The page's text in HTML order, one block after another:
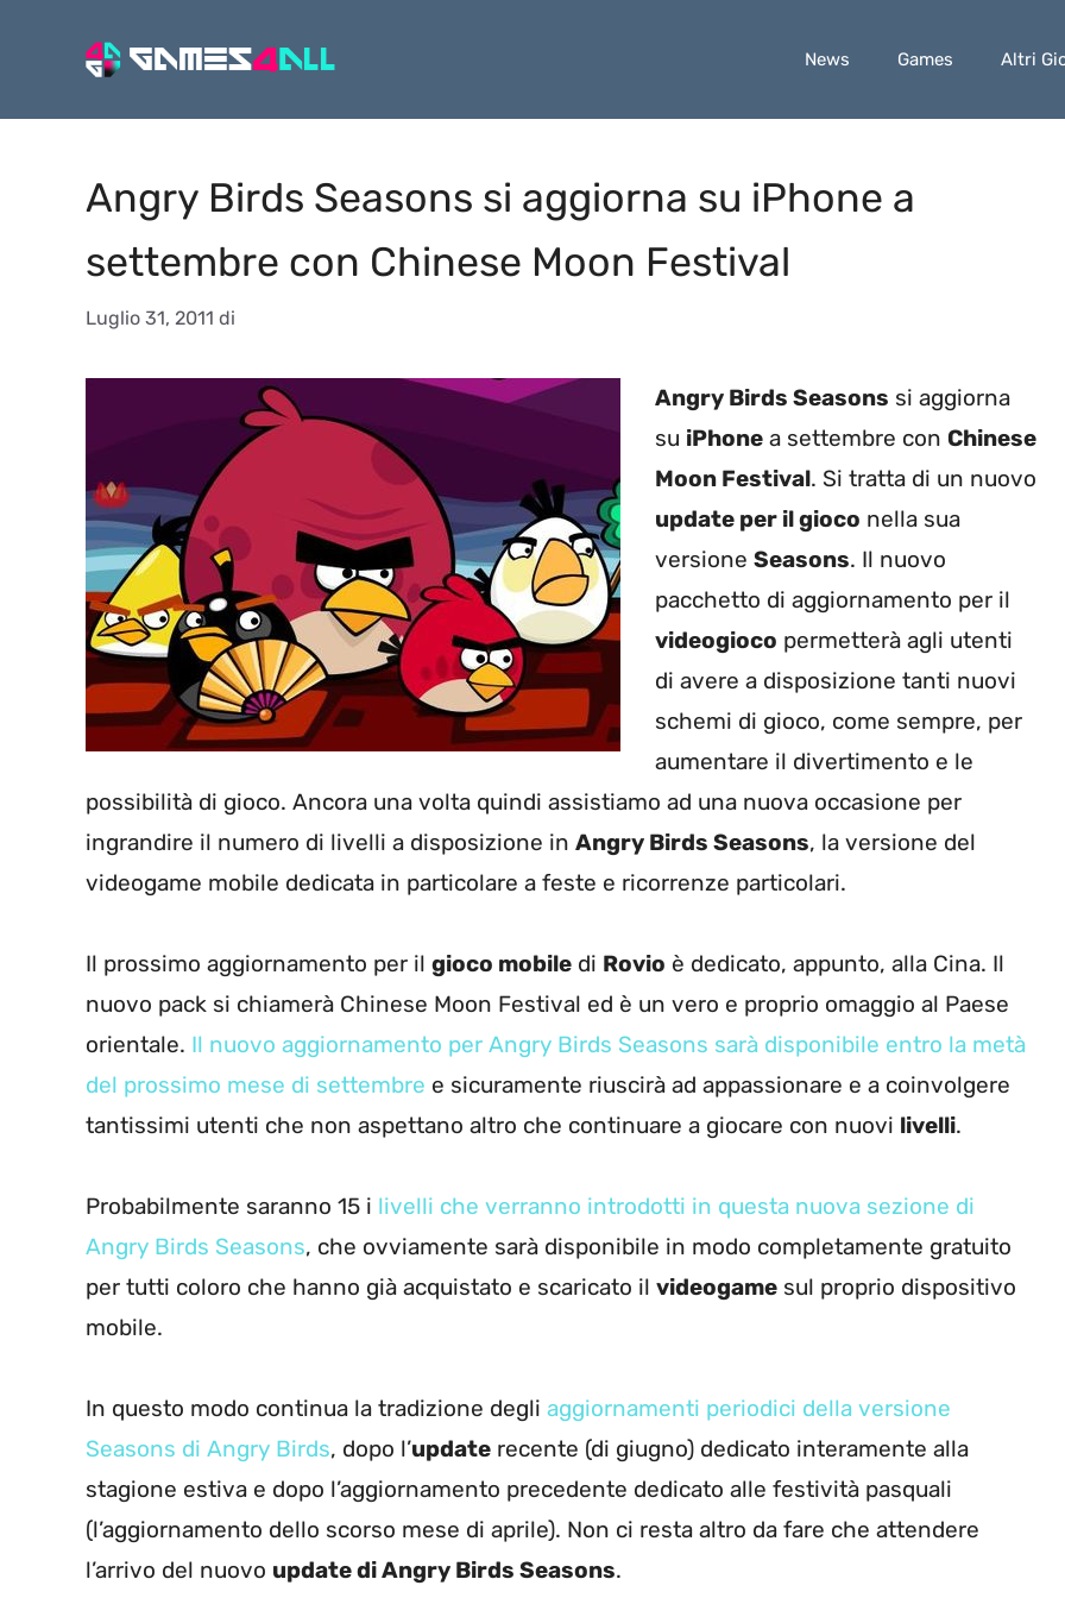
News Games Altri
Angry Birds Seasons si aggiorna su iPhone a
settembre con Chinese Moon Festival
Luglio 31, 2011 di
Angry Birds Seasons si aggiorna
su iPhonea settembre con Chinese
Moon Festival. Si tratta di un nuovo
update per il gioco nella sua
versione Seasons. Il nuovo
pacchetto di aggiornamento per il
videogioco permetterà agli utenti
di avere a disposizione tanti nuovi
schemi di gioco, come sempre, per
aumentare il divertimento e le
possibilità di gioco. Ancora una volta quindi assistiamo ad una nuova occasione per
ingrandire il numero di livelli a disposizione in Angry Birds Seasons, la versione del
videogame mobile dedicata in particolare a feste e ricorrenze particolari.
Il prossimo aggiornamento per il gioco mobile di Rovio è dedicato, appunto, alla Cina. Il
nuovo pack si chiamerà Chinese Moon Festival ed è un vero e proprio omaggio al Paese
orientale. Il nuovo aggiornamento per Angry Birds Seasons sarà disponibile entro la metà
del prossimo mese di settembre e sicuramente riuscirà ad appassionare e a coinvolgere
tantissimi utenti che non aspettano altro che continuare a giocare con nuovi livelli.
Probabilmente saranno 15 i livelli che verranno introdotti in questa nuova sezione di
Angry Birds Seasons, che ovviamente sarà disponibile in modo completamente gratuito
per tutti coloro che hanno già acquistato e scaricato il videogame sul proprio dispositivo
mobile.
In questo modo continua la tradizione degli aggiornamenti periodici della versione
Seasons di Angry Birds, dopo l’update recente (di giugno) dedicato interamente alla
stagione estiva e dopo l’aggiornamento precedente dedicato alle festività pasquali
(l’aggiornamento dello scorso mese di aprile). Non ci resta altro da fare che attendere
l’arrivo del nuovo update di Angry Birds Seasons.